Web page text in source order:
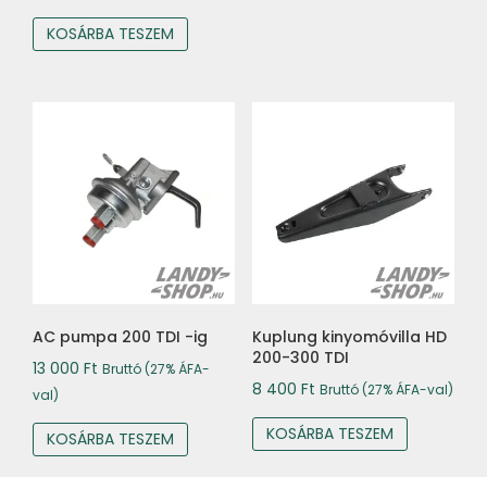
KOSÁRBA TESZEM
AC pumpa 200 TDI -ig
13 000 Ft Bruttó (27% ÁFA-
val)
KOSÁRBA TESZEM
Kuplung kinyomóvilla HD
200-300 TDI
8 400 Ft Bruttó (27% ÁFA-val)
KOSÁRBA TESZEM